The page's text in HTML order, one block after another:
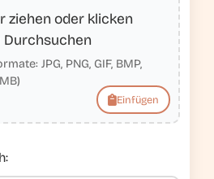
ziehen oder klicken
Durchsuchen
JPG, PNG, GIF, BMP,
Einfügen